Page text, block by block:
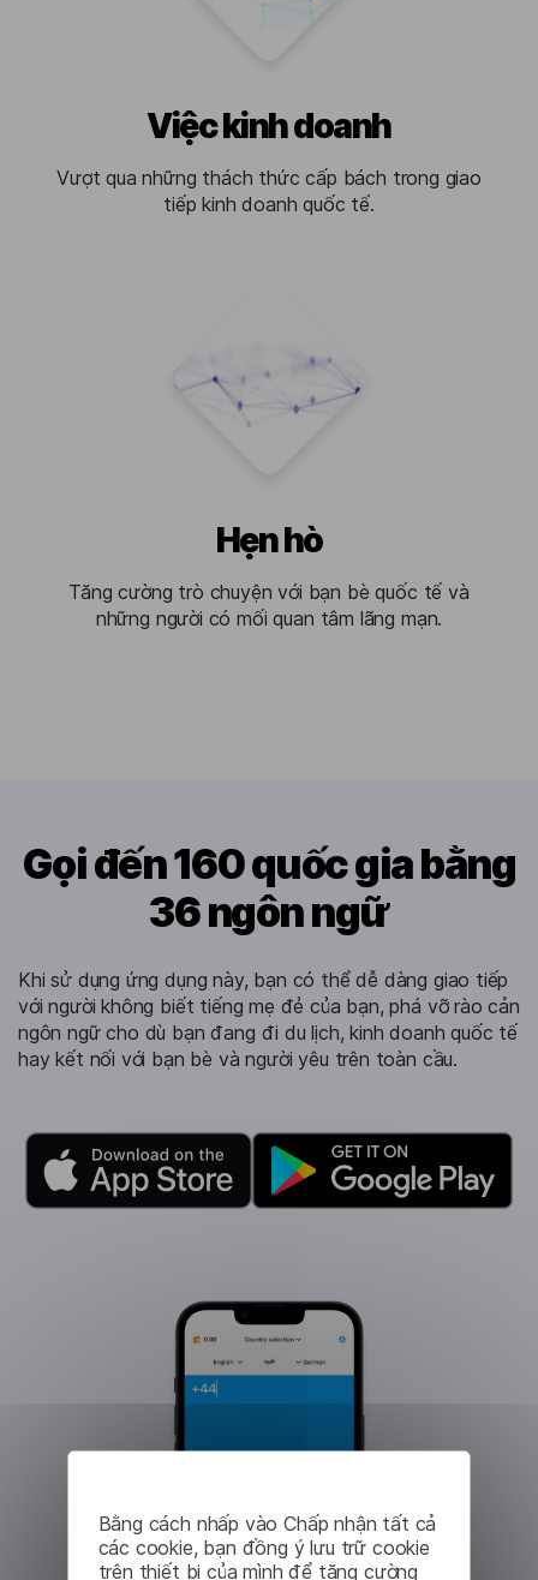
Bằng cách nhấp vào Chấp nhận tất cả
các cookie, bạn đồng ý lưu trữ cookie
trên thiết bị của mình để tăng cường
Việc kinh doanh
Vượt qua những thách thức cấp bách trong giao
tiếp kinh doanh quốc tế.
Hẹn hò
Tăng cường trò chuyện với bạn bè quốc tế và
những người có mối quan tâm lãng mạn.
Gọi đến 160 quốc gia bằng
36 ngôn ngữ
Khi sử dụng ứng dụng này, bạn có thể dễ dàng giao tiếp
với người không biết tiếng mẹ đẻ của bạn, phá vỡ rào cản
ngôn ngữ cho dù bạn đang đi du lịch, kinh doanh quốc tế
hay kết nối với bạn bè và người yêu trên toàn cầu.